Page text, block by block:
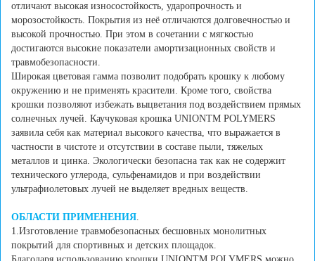
отличают высокая износостойкость, ударопрочность и
морозостойкость. Покрытия из неё отличаются долговечностью и
высокой прочностью. При этом в сочетании с мягкостью
достигаются высокие показатели амортизационных свойств и
травмобезопасности.
Широкая цветовая гамма позволит подобрать крошку к любому
окружению и не применять красители. Кроме того, свойства
крошки позволяют избежать выцветания под воздействием прямых
солнечных лучей. Каучуковая крошка UNIONTM POLYMERS
заявила себя как материал высокого качества, что выражается в
частности в чистоте и отсутствии в составе пыли, тяжелых
металлов и цинка. Экологически безопасна так как не содержит
технического углерода, сульфенамидов и при воздействии
ультрафиолетовых лучей не выделяет вредных веществ.
ОБЛАСТИ ПРИМЕНЕНИЯ.
1.Изготовление травмобезопасных бесшовных монолитных
покрытий для спортивных и детских площадок.